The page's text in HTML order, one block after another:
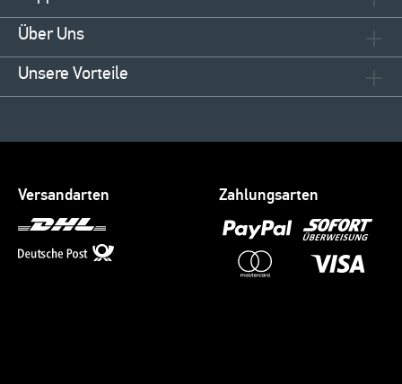
Über Uns
Unsere Vorteile
Versandarten Zahlungsarten